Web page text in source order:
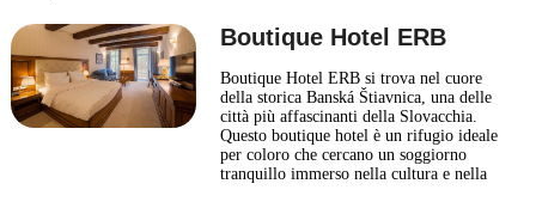
Boutique Hotel ERB
Boutique Hotel ERB si trova nel cuore
della storica Banská Štiavnica, una delle
città più affascinanti della Slovacchia.
Questo boutique hotel è un rifugio ideale
per coloro che cercano un soggiorno
tranquillo immerso nella cultura e nella